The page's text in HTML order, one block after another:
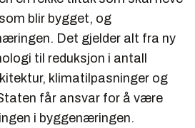
blir bygget, og
Det gjelder alt fra ny
til reduksjon i antall
klimatilpasninger og
får ansvar for å være
i byggenæringen.